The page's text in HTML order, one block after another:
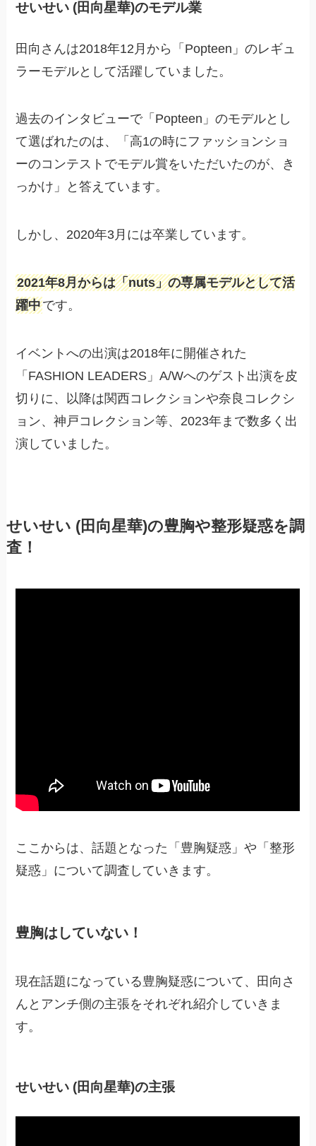
せいせい (田向星華)のモデル業
田向さんは2018年12月から「Popteen」のレギュ
ラーモデルとして活躍していました。
過去のインタビューで「Popteen」のモデルとし
て選ばれたのは、「高1の時にファッションショ
ーのコンテストでモデル賞をいただいたのが、き
っかけ」と答えています。
しかし、2020年3月には卒業しています。
2021年8月からは「nuts」の専属モデルとして活
躍中です。
イベントへの出演は2018年に開催された
「FASHION LEADERS」A/Wへのゲスト出演を皮
切りに、以降は関西コレクションや奈良コレクシ
ョン、神戸コレクション等、2023年まで数多く出
演していました。
せいせい (田向星華)の豊胸や整形疑惑を調
査！
ここからは、話題となった「豊胸疑惑」や「整形
疑惑」について調査していきます。
豊胸はしていない！
現在話題になっている豊胸疑惑について、田向さ
んとアンチ側の主張をそれぞれ紹介していきま
す。
せいせい (田向星華)の主張